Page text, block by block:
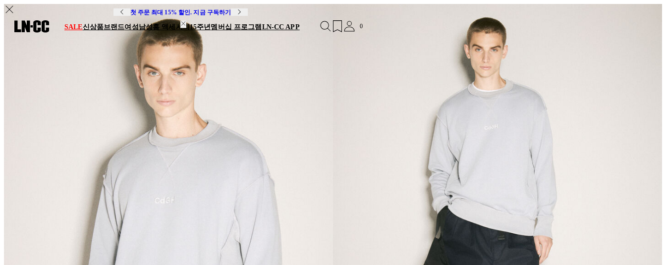
첫 주문 최대 15% 할인. 지금 구독하기
SALE신상품브랜드여성남성홈 액세서리15주년멤버십 프로그램 LN-CC APP 0